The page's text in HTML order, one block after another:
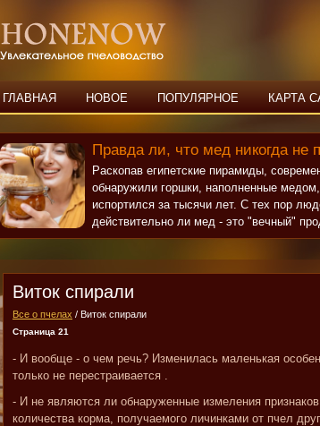
ГЛАВНАЯ НОВОЕ ПОПУЛЯРНОЕ КАРТА
Правда ли, что мед никогда не
Раскопав египетские пирамиды,
обнаружили горшки, наполненные
испортился за тысячи лет. С тех пор
действительно ли мед - это "вечный"
Виток спирали
Все о пчелах / Виток спирали
Страница 21
- И вообще - о чем речь? Изменилась маленькая
только не перестраивается .
- И не являются ли обнаруженные измеления
количества корма, получаемого личинками от пчел